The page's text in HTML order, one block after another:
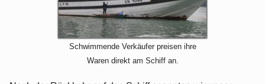
Schwimmende Verkäufer preisen ihre
Waren direkt am Schiff an.